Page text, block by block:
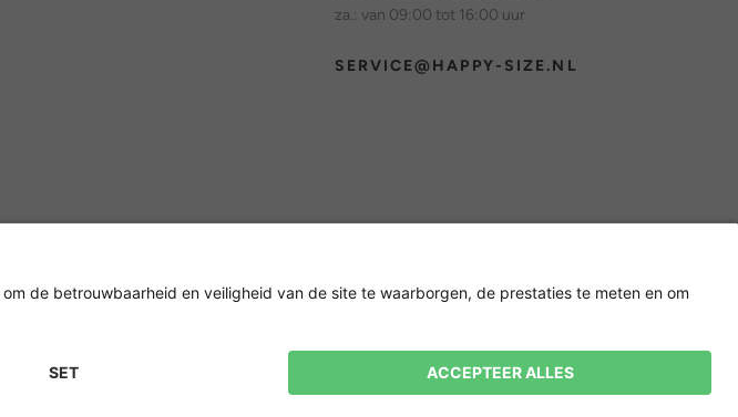
za.: van 09:00 tot 16:00 uur
SERVICE@HAPPY-SIZE.NL
Nieuwsbrief
bestelling! 👈
Aanmelden